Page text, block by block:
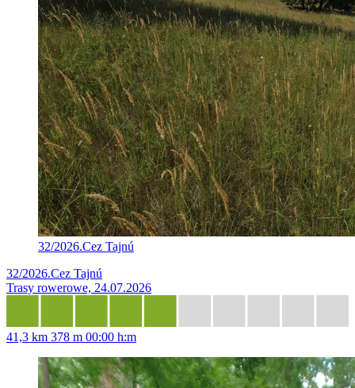
32/2026.Cez Tajnú
32/2026.Cez Tajnú
Trasy rowerowe, 24.07.2026
41,3 km 378 m 00:00 h:m